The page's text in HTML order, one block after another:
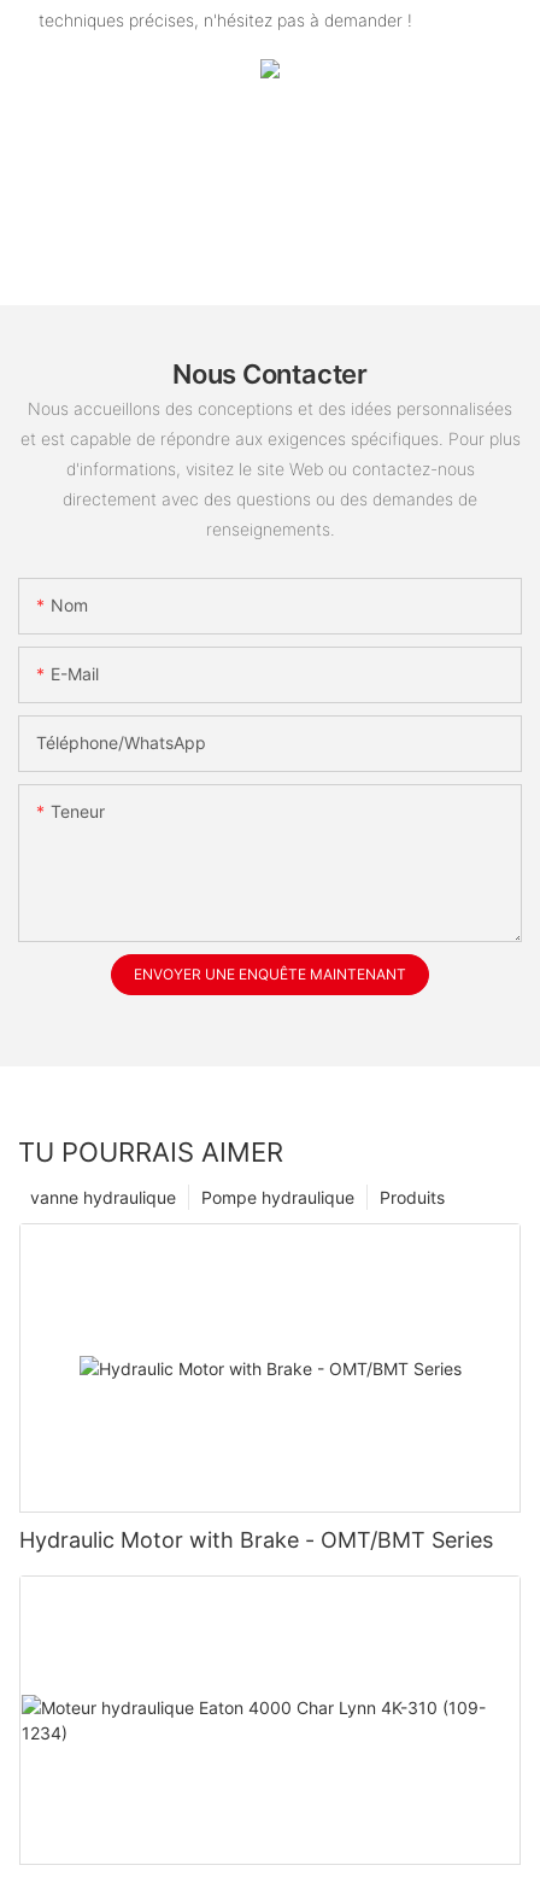
techniques précises, n'hésitez pas à demander !
Nous Contacter
Nous accueillons des conceptions et des idées personnalisées
et est capable de répondre aux exigences spécifiques. Pour plus
d'informations, visitez le site Web ou contactez-nous
directement avec des questions ou des demandes de
renseignements.
Nom
E-Mail
Téléphone/WhatsApp
Teneur
ENVOYER UNE ENQUÊTE MAINTENANT
TU POURRAIS AIMER
Produits
Pompe hydraulique
vanne hydraulique
Hydraulic Motor with Brake - OMT/BMT Series